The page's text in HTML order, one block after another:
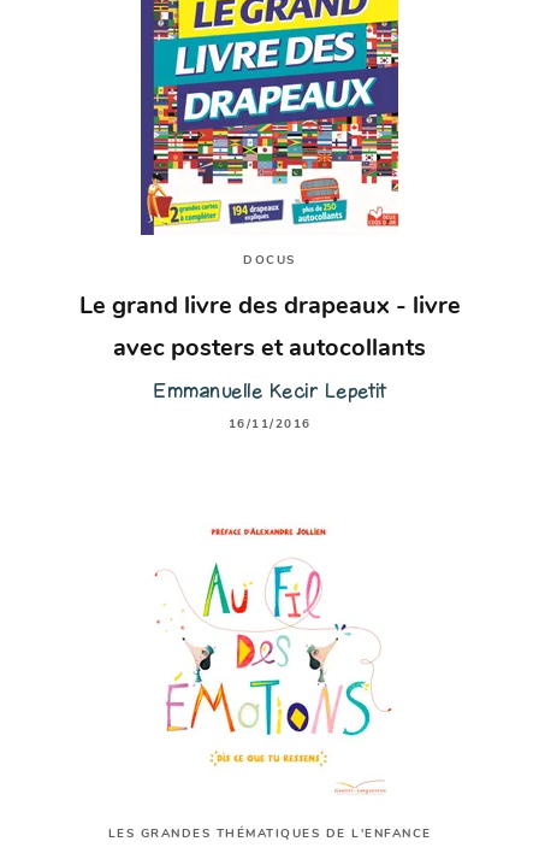
DOCUS
Le grand livre des drapeaux - livre
avec posters et autocollants
Emmanuelle Kecir Lepetit
16/11/2016
LES GRANDES THÉMATIQUES DE L'ENFANCE